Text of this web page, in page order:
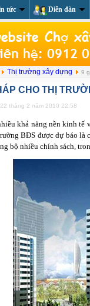
tức Diễn đàn
Thị trường xây dựng 9
CHO THỊ
tháng 2 năm 2010 22:58
khả năng nền kinh
BĐS được dự báo là
bộ nhiều chính sách,